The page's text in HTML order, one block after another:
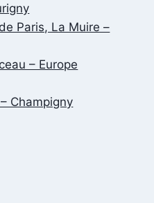
Paris, La Muire –
– Europe
Champigny